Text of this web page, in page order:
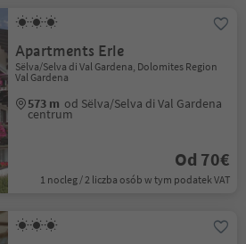
Apartments Erle
Sëlva/Selva di Val Gardena, Dolomites Region
Val Gardena
573 m od Sëlva/Selva di Val Gardena
centrum
Od 70€
1 nocleg / 2 liczba osób w tym podatek VAT